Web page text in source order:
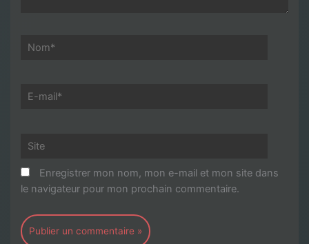
Nom*
E-
Site
Enregistrer mon nom, mon e-mail et mon site dans
le navigateur pour mon prochain commentaire.